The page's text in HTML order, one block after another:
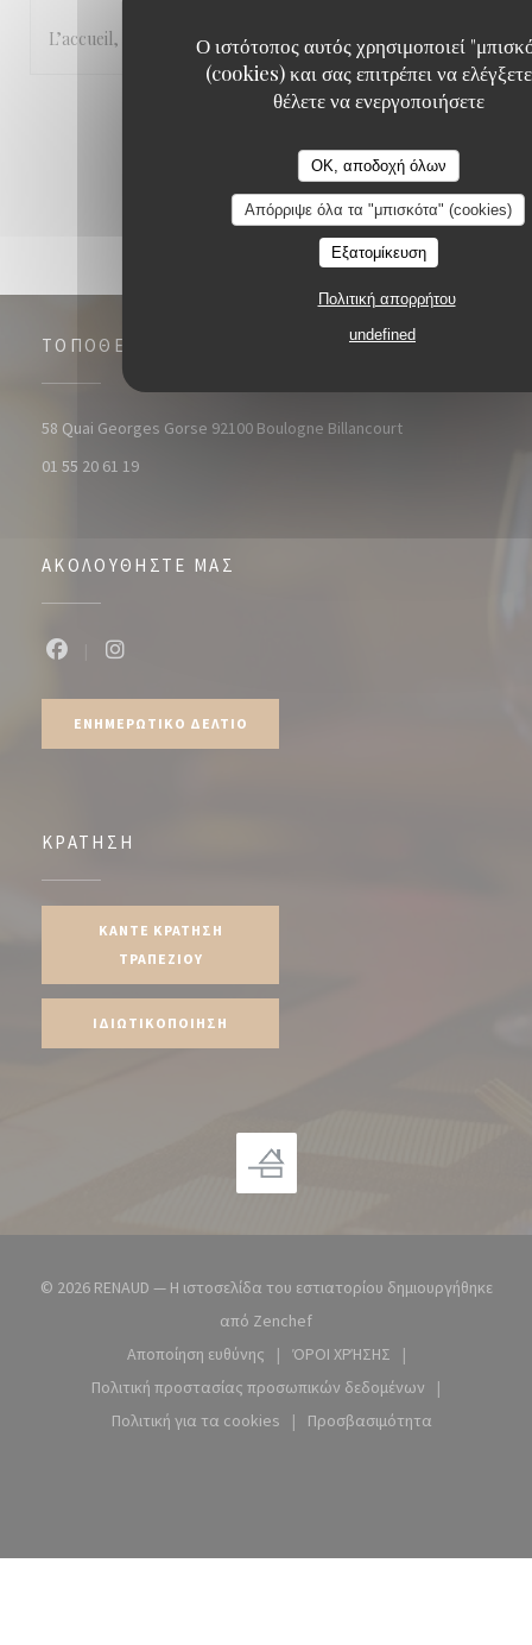
Ο ιστότοπος αυτός χρησιμοποιεί
(cookies) και σας επιτρέπει να
θέλετε να ενεργοποιήσετε
OK, αποδοχή όλων
Απόρριψε όλα τα "μπισκότα" (cookies)
Εξατομίκευση
Πολιτική απορρήτου
undefined
L’accueil, le cadre et la cuisine.
3
ΤΟΠΟΘΕΣΊΑ
58 Quai Georges Gorse 92100 Boulogne Billancourt((ανοίγει σε νέο
01 55 20 61 19
ΑΚΟΛΟΥΘΉΣΤΕ ΜΑΣ
ΕΝΗΜΕΡΩΤΙΚΌ ΔΕΛΤΊΟ
ΚΡΆΤΗΣΗ
ΚΆΝΤΕ ΚΡΆΤΗΣΗ
ΤΡΑΠΕΖΙΟΎ
ΙΔΙΩΤΙΚΟΠΟΊΗΣΗ
© 2026 RENAUD — Η ιστοσελίδα του εστιατορίου δημιουργήθηκε
από Zenchef((ανοίγει σε νέο παράθυρο))
Αποποίηση ευθύνης
((ανοίγει σε νέο παράθυρο))
ΌΡΟΙ ΧΡΉΣΗΣ
((ανοίγει σε νέο
Πολιτική προστασίας προσωπικών δεδομένων
((ανοίγει σε νέο παράθυρο))
Πολιτική για τα cookies
((ανοίγει σε νέο παράθυρο))
Προσβασιμότητα
((ανοίγει σε νέο